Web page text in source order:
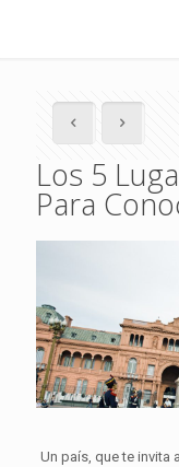
Los 5
Para
Un país, que te invita